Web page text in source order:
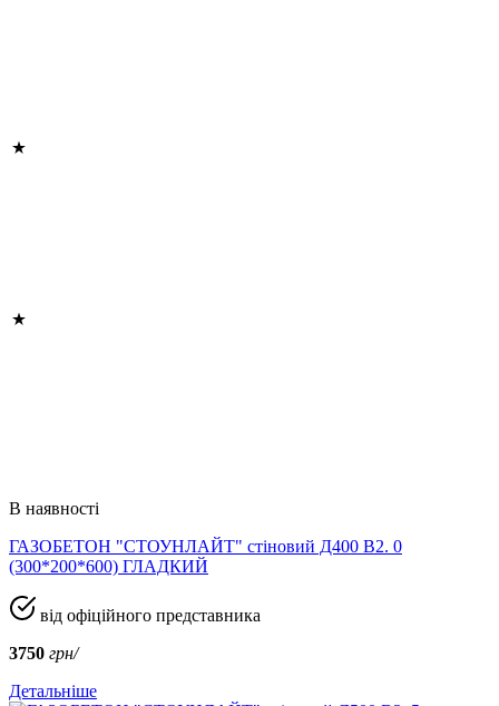
В наявності
ГАЗОБЕТОН "СТОУНЛАЙТ" стіновий Д400 В2. 0
(300*200*600) ГЛАДКИЙ
від офіційного представника
3750 грн/
Детальніше